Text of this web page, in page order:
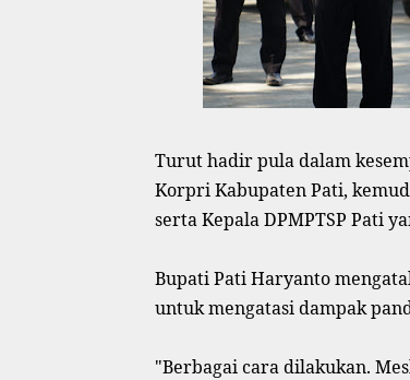
Turut hadir pula dalam
Korpri Kabupaten Pati,
serta Kepala DPMPTSP Pati
Bupati Pati Haryanto
untuk mengatasi dampak
"Berbagai cara dilakukan.